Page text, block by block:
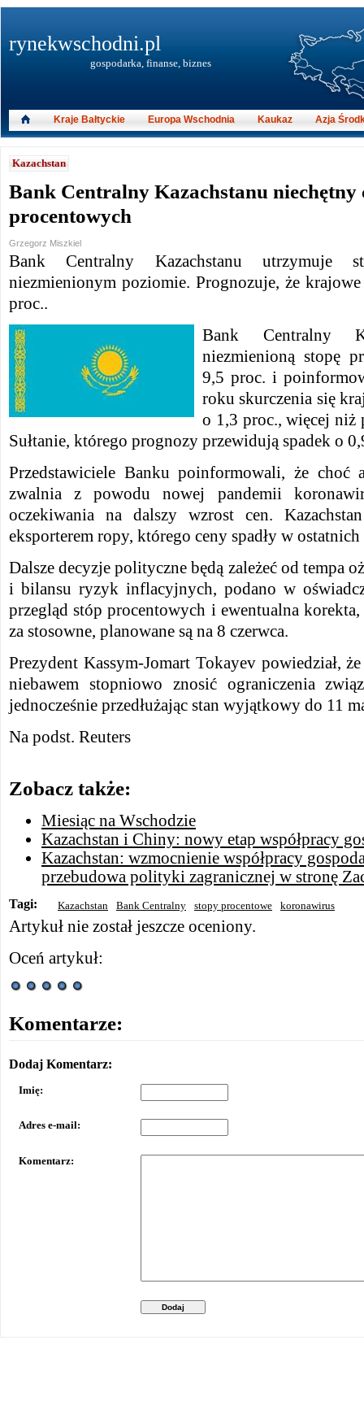
Kazachstan
Bank Centralny Kazachstanu niechętny
procentowych
Grzegorz Miszkiel
Bank Centralny Kazachstanu utrzymuje
niezmienionym poziomie. Prognozuje, że
proc..
Bank Centralny
niezmienioną stopę
9,5 proc. i
roku skurczenia się
o 1,3 proc., więcej niż
Sułtanie, którego prognozy przewidują spadek o
Przedstawiciele Banku poinformowali, że choć
zwalnia z powodu nowej pandemii
oczekiwania na dalszy wzrost cen.
eksporterem ropy, którego ceny spadły w
Dalsze decyzje polityczne będą zależeć od tempa
i bilansu ryzyk inflacyjnych, podano w
przegląd stóp procentowych i ewentualna
za stosowne, planowane są na 8 czerwca.
Prezydent Kassym-Jomart Tokayev powiedział,
niebawem stopniowo znosić ograniczenia
jednocześnie przedłużając stan wyjątkowy do 11
Na podst. Reuters
Zobacz także:
Miesiąc na Wschodzie
Kazachstan i Chiny: nowy etap współpracy
Kazachstan: wzmocnienie współpracy
przebudowa polityki zagranicznej w stronę
Tagi: Kazachstan Bank Centralny stopy procentowe koronawirus
Artykuł nie został jeszcze oceniony.
Oceń artykuł:
Komentarze:
Dodaj Komentarz:
Imię:
Adres e-mail:
Komentarz:
Dodaj
rynekwschodni.pl
gospodarka, finanse, biznes
Kraje Bałtyckie Europa Wschodnia Kaukaz Azja